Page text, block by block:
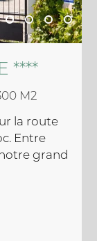
****
M2
la route
Entre
grand